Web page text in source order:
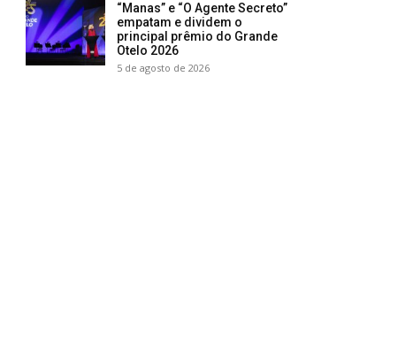
“Manas” e “O Agente Secreto”
empatam e dividem o
principal prêmio do Grande
Otelo 2026
5 de agosto de 2026